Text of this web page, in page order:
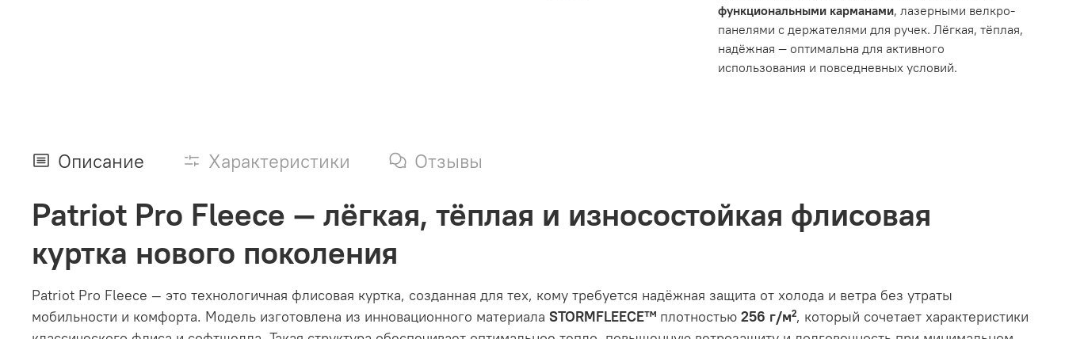
функциональными карманами, лазерными велкро-
панелями с держателями для ручек. Лёгкая, тёплая,
надёжная — оптимальна для активного
использования и повседневных условий.
Описание Характеристики Отзывы
Patriot Pro Fleece — лёгкая, тёплая и износостойкая флисовая
куртка нового поколения
Patriot Pro Fleece — это технологичная флисовая куртка, созданная для тех, кому требуется надёжная защита от холода и ветра без утраты
мобильности и комфорта. Модель изготовлена из инновационного материала STORMFLEECE™ плотностью 256 г/м², который сочетает характеристики